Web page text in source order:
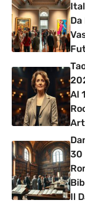
Al
30
Il